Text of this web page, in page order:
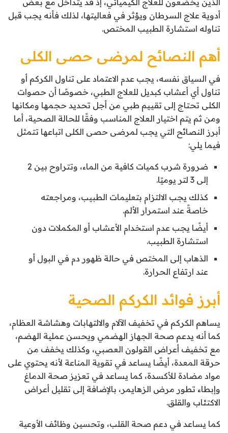
الذين يخضعون للعلاج الكيميائي، إذ قد يتداخل مع بعض
أدوية علاج السرطان ويؤثر في فعاليتها، لذلك فأنه يجب قبل
تناوله استشارة الطبيب المختص.
أهم النصائح لمرضى حصى الكلى
في السياق نفسه، يجب عدم الاعتماد على تناول الكركم أو
تناول أي أعشاب كبديل للعلاج الطبي، خصوصًا أن حصوات
الكلى تحتاج إلى تقييم طبي من أجل تحديد حجمها ومكانها
ومن ثم يتم اختيار العلاج المناسب وفقًا للحالة الصحية، أما
أبرز النصائح التي يجب لمرضى حصى الكلى اتباعها تتمثل
فيما يلي:
ضرورة شرب كميات كافية من الماء، وتتراوح بين 2
إلى 3 لتر يوميًا.
كذلك يجب الالتزام بتعليمات الطبيب، ومراجعته
خاصةً عند استمرار الألم.
أيضًا يجب عدم استخدام الأعشاب أو المكملات دون
استشارة الطبيب.
الذهاب إلى المختص في حالة ظهور دم في البول أو
عند ارتفاع الحرارة.
أبرز فوائد الكركم الصحية
يساهم الكركم في تخفيف الآلام والالتهابات وهشاشة العظام،
كما أنه يدعم صحة الجهاز الهضمي ويحسن عملية الهضم،
مع تخفيف أعراض القولون العصبي، وكذلك يخفف من
حرقة المعدة، أيضًا يساعد في تقوية المناعة لأنه يحتوي على
مواد مضادة للأكسدة، كما يساعد في تعزيز صحة الدماغ
وإبطاء تطور مرض الزهايمر، بالإضافة إلى تقليل أعراض
الاكتئاب والقلق.
كما يساعد في دعم صحة القلب، وتحسين وظائف الأوعية